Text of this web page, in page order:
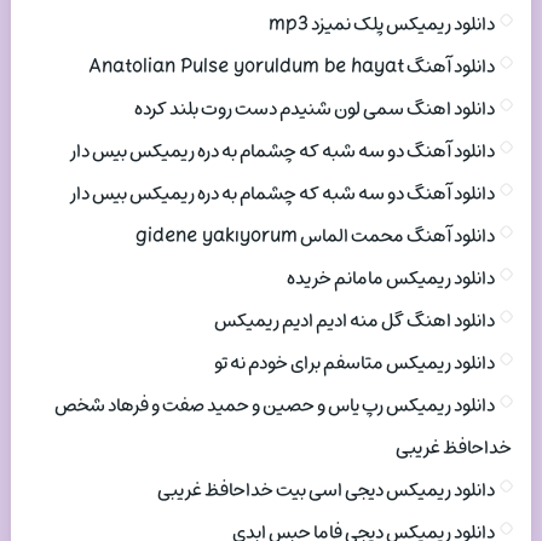
دانلود ریمیکس پلک نمیزد mp3
دانلود آهنگ Anatolian Pulse yoruldum be hayat
دانلود اهنگ سمی لون شنیدم دست روت بلند کرده
دانلود آهنگ دو سه شبه که چشمام به دره ریمیکس بیس دار
دانلود آهنگ دو سه شبه که چشمام به دره ریمیکس بیس دار
دانلود آهنگ محمت الماس gidene yakıyorum
دانلود ریمیکس مامانم خریده
دانلود اهنگ گل منه ادیم ادیم ریمیکس
دانلود ریمیکس متاسفم برای خودم نه تو
دانلود ریمیکس رپ یاس و حصین و حمید صفت و فرهاد شخص
خداحافظ غریبی
دانلود ریمیکس دیجی اسی بیت خداحافظ غریبی
دانلود ریمیکس دیجی فاما حبس ابدی